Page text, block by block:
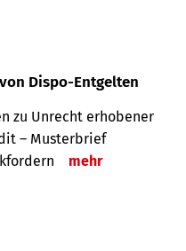
Dispo-Entgelten
zu Unrecht erhobener
– Musterbrief
mehr